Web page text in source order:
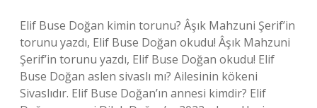
Elif Buse Doğan kimin torunu? Âşık Mahzuni Şerif’in
torunu yazdı, Elif Buse Doğan okudu! Âşık Mahzuni
Şerif’in torunu yazdı, Elif Buse Doğan okudu! Elif
Buse Doğan aslen sivaslı mı? Ailesinin kökeni
Sivaslıdır. Elif Buse Doğan’ın annesi kimdir? Elif